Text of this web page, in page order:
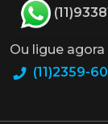
Ou ligue agora
(11)2359-